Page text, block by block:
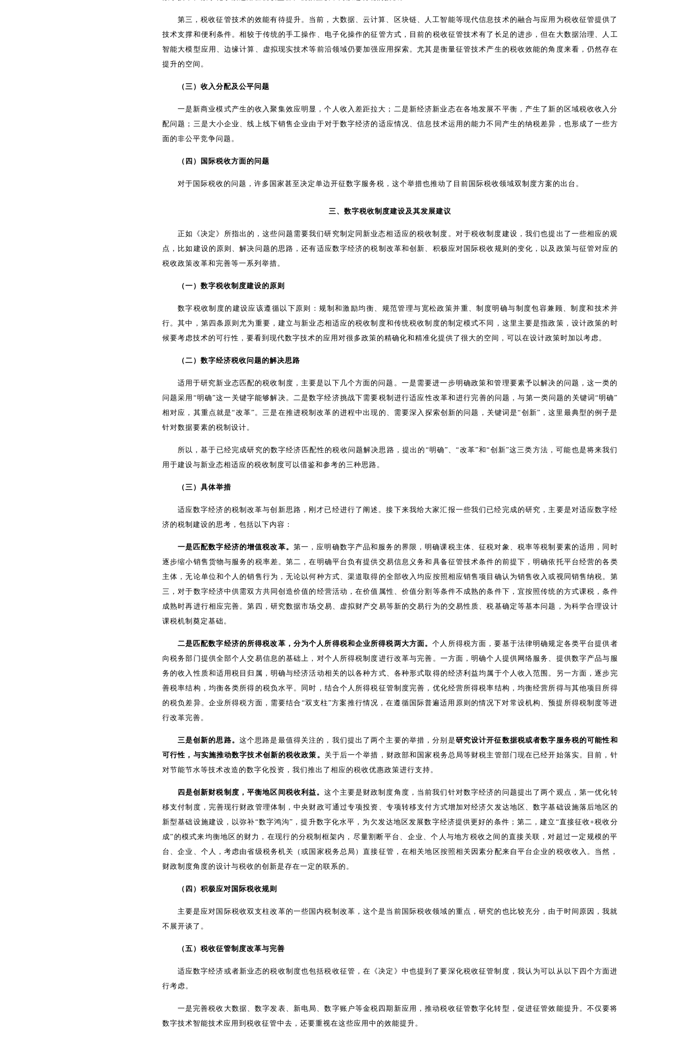
第三，税收征管技术的效能有待提升。当前，大数据、云计算、区块链、人工智能等现代信息技术的融合与应用为税收征管提供了
技术支撑和便利条件。相较于传统的手工操作、电子化操作的征管方式，目前的税收征管技术有了长足的进步，但在大数据治理、人工
智能大模型应用、边缘计算、虚拟现实技术等前沿领域仍要加强应用探索。尤其是衡量征管技术产生的税收效能的角度来看，仍然存在
提升的空间。
（三）收入分配及公平问题
一是新商业模式产生的收入聚集效应明显，个人收入差距拉大；二是新经济新业态在各地发展不平衡，产生了新的区域税收收入分
配问题；三是大小企业、线上线下销售企业由于对于数字经济的适应情况、信息技术运用的能力不同产生的纳税差异，也形成了一些方
面的非公平竞争问题。
（四）国际税收方面的问题
对于国际税收的问题，许多国家甚至决定单边开征数字服务税，这个举措也推动了目前国际税收领域双制度方案的出台。
三、数字税收制度建设及其发展建议
正如《决定》所指出的，这些问题需要我们研究制定同新业态相适应的税收制度。对于税收制度建设，我们也提出了一些相应的观
点，比如建设的原则、解决问题的思路，还有适应数字经济的税制改革和创新、积极应对国际税收规则的变化，以及政策与征管对应的
税收政策改革和完善等一系列举措。
（一）数字税收制度建设的原则
数字税收制度的建设应该遵循以下原则：规制和激励均衡、规范管理与宽松政策并重、制度明确与制度包容兼顾、制度和技术并
行。其中，第四条原则尤为重要，建立与新业态相适应的税收制度和传统税收制度的制定模式不同，这里主要是指政策，设计政策的时
候要考虑技术的可行性，要看到现代数字技术的应用对很多政策的精确化和精准化提供了很大的空间，可以在设计政策时加以考虑。
（二）数字经济税收问题的解决思路
适用于研究新业态匹配的税收制度，主要是以下几个方面的问题。一是需要进一步明确政策和管理要素予以解决的问题，这一类的
问题采用“明确”这一关键字能够解决。二是数字经济挑战下需要税制进行适应性改革和进行完善的问题，与第一类问题的关键词“明确”
相对应，其重点就是“改革”。三是在推进税制改革的进程中出现的、需要深入探索创新的问题，关键词是“创新”，这里最典型的例子是
针对数据要素的税制设计。
所以，基于已经完成研究的数字经济匹配性的税收问题解决思路，提出的“明确”、“改革”和“创新”这三类方法，可能也是将来我们
用于建设与新业态相适应的税收制度可以借鉴和参考的三种思路。
（三）具体举措
适应数字经济的税制改革与创新思路，刚才已经进行了阐述。接下来我给大家汇报一些我们已经完成的研究，主要是对适应数字经
济的税制建设的思考，包括以下内容：
一是匹配数字经济的增值税改革。 第一，应明确数字产品和服务的界限，明确课税主体、征税对象、税率等税制要素的适用，同时
逐步缩小销售货物与服务的税率差。第二，在明确平台负有提供交易信息义务和具备征管技术条件的前提下，明确依托平台经营的各类
主体，无论单位和个人的销售行为，无论以何种方式、渠道取得的全部收入均应按照相应销售项目确认为销售收入或视同销售纳税。第
三，对于数字经济中供需双方共同创造价值的经营活动，在价值属性、价值分割等条件不成熟的条件下，宜按照传统的方式课税，条件
成熟时再进行相应完善。第四，研究数据市场交易、虚拟财产交易等新的交易行为的交易性质、税基确定等基本问题，为科学合理设计
课税机制奠定基础。
二是匹配数字经济的所得税改革，分为个人所得税和企业所得税两大方面。个人所得税方面，要基于法律明确规定各类平台提供者
向税务部门提供全部个人交易信息的基础上，对个人所得税制度进行改革与完善。一方面，明确个人提供网络服务、提供数字产品与服
务的收入性质和适用税目归属，明确与经济活动相关的以各种方式、各种形式取得的经济利益均属于个人收入范围。另一方面，逐步完
善税率结构，均衡各类所得的税负水平。同时，结合个人所得税征管制度完善，优化经营所得税率结构，均衡经营所得与其他项目所得
的税负差异。企业所得税方面，需要结合“双支柱”方案推行情况，在遵循国际普遍适用原则的情况下对常设机构、预提所得税制度等进
行改革完善。
三是创新的思路。 这个思路是最值得关注的，我们提出了两个主要的举措，分别是研究设计开征数据税或者数字服务税的可能性和
可行性，与实施推动数字技术创新的税收政策。 关于后一个举措，财政部和国家税务总局等财税主管部门现在已经开始落实。目前，针
对节能节水等技术改造的数字化投资，我们推出了相应的税收优惠政策进行支持。
四是创新财税制度，平衡地区间税收利益。这个主要是财政制度角度，当前我们针对数字经济的问题提出了两个观点，第一优化转
移支付制度，完善现行财政管理体制，中央财政可通过专项投资、专项转移支付方式增加对经济欠发达地区、数字基础设施落后地区的
新型基础设施建设，以弥补“数字鸿沟”，提升数字化水平，为欠发达地区发展数字经济提供更好的条件；第二，建立“直接征收+税收分
成”的模式来均衡地区的财力，在现行的分税制框架内，尽量割断平台、企业、个人与地方税收之间的直接关联，对超过一定规模的平
台、企业、个人，考虑由省级税务机关（或国家税务总局）直接征管，在相关地区按照相关因素分配来自平台企业的税收收入。当然，
财政制度角度的设计与税收的创新是存在一定的联系的。
（四）积极应对国际税收规则
主要是应对国际税收双支柱改革的一些国内税制改革，这个是当前国际税收领域的重点，研究的也比较充分，由于时间原因，我就
不展开谈了。
（五）税收征管制度改革与完善
适应数字经济或者新业态的税收制度也包括税收征管，在《决定》中也提到了要深化税收征管制度，我认为可以从以下四个方面进
行考虑。
一是完善税收大数据、数字发表、新电局、数字账户等金税四期新应用，推动税收征管数字化转型，促进征管效能提升。不仅要将
数字技术智能技术应用到税收征管中去，还要重视在这些应用中的效能提升。